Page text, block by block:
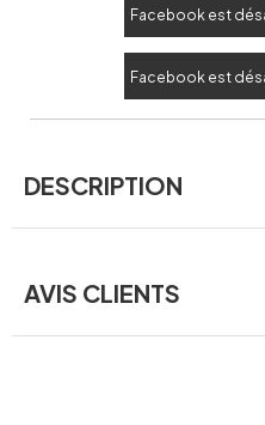
Facebook est
Facebook est
DESCRIPTION
AVIS CLIENTS